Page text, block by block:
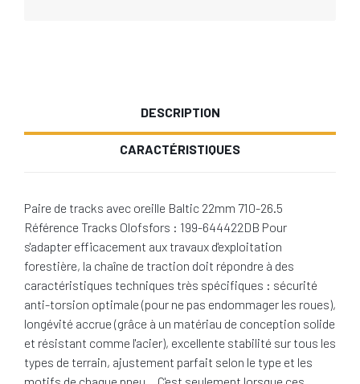
DESCRIPTION
CARACTÉRISTIQUES
Paire de tracks avec oreille Baltic 22mm 710-26.5
Référence Tracks Olofsfors : 199-644422DB Pour
s'adapter efficacement aux travaux d'exploitation
forestière, la chaîne de traction doit répondre à des
caractéristiques techniques très spécifiques : sécurité
anti-torsion optimale (pour ne pas endommager les roues),
longévité accrue (grâce à un matériau de conception solide
et résistant comme l'acier), excellente stabilité sur tous les
types de terrain, ajustement parfait selon le type et les